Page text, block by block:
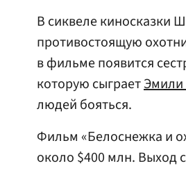
В сиквеле киносказки
противостоящую
в фильме появится
которую сыграетЭмили
людей бояться.
Фильм «Белоснежка и
около $400 млн. Выход